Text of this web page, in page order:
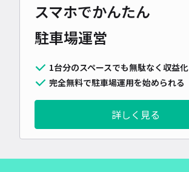
スマホでかんたん
駐車場運営
1台分のスペースでも無駄なく収益化
完全無料で駐車場運用を始められる
詳しく見る